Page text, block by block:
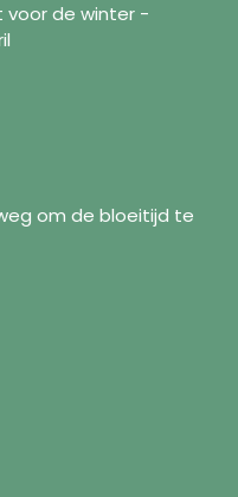
voor de winter -
om de bloeitijd te